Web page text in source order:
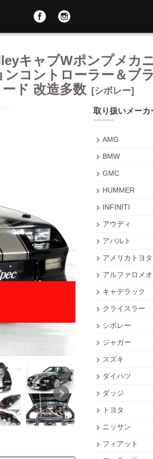
キャブWポンプメカ
コントローラー＆ブ
ド 改造多数
[シボレー]
取り扱いメーカ
AMG
BMW
GMC
HUMMER
INFINITI
アウディ
アバルト
アメリカトヨタ
アルファロメオ
キャデラック
クライスラー
シボレー
ジャガー
スズキ
ダイハツ
ダッジ
トヨタ
ニッサン
フィアット